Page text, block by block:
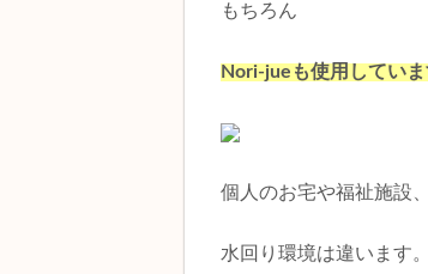
もちろん
Nori-jueも使用していま
個人のお宅や福祉施設
水回り環境は違います。